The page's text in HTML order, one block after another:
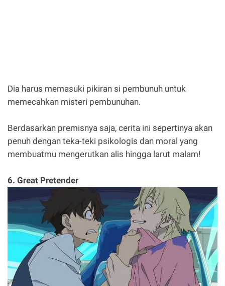
Dia harus memasuki pikiran si pembunuh untuk
memecahkan misteri pembunuhan.
Berdasarkan premisnya saja, cerita ini sepertinya akan
penuh dengan teka-teki psikologis dan moral yang
membuatmu mengerutkan alis hingga larut malam!
6. Great Pretender